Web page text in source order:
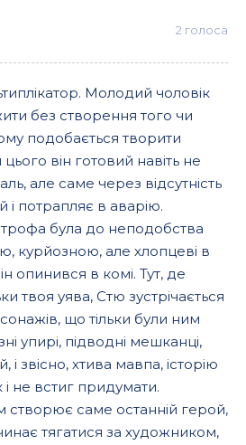
2 голоса
Молодий чоловік
без створення того чи
подобається творити
він готовий навіть не
але саме через відсутність
і потрапляє в аварію.
була до неподобства
курйозною, але хлопцеві в
опинився в комі. Тут, де
твоя уява, Стю зустрічається
що тільки були ним
упирі, підводні мешканці,
і звісно, хтива мавпа, історію
і не встиг придумати.
створює саме останній герой,
тягатися за художником,